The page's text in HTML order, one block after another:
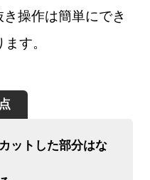
操作は簡単にでき
す。
ットした部分はな